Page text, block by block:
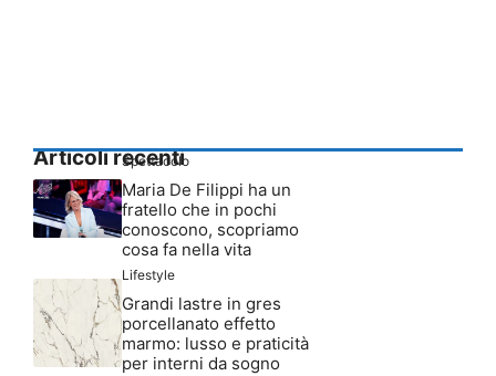
Articoli recenti
Spettacolo
Maria De Filippi ha un
fratello che in pochi
conoscono, scopriamo
cosa fa nella vita
Lifestyle
Grandi lastre in gres
porcellanato effetto
marmo: lusso e praticità
per interni da sogno